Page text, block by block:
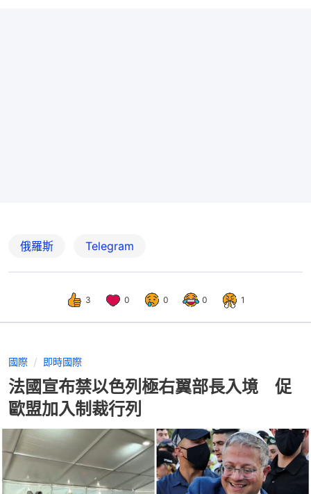
俄羅斯 Telegram
3 0 0 0 1
國際 即時國際
法國宣布禁以色列極右翼部長入境 促
歐盟加入制裁行列